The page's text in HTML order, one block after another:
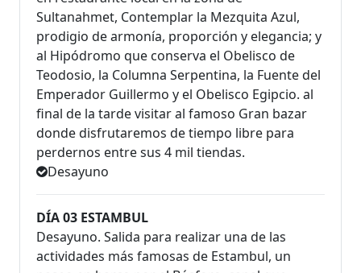
Sultanahmet, Contemplar la Mezquita Azul,
prodigio de armonía, proporción y elegancia; y
al Hipódromo que conserva el Obelisco de
Teodosio, la Columna Serpentina, la Fuente del
Emperador Guillermo y el Obelisco Egipcio. al
final de la tarde visitar al famoso Gran bazar
donde disfrutaremos de tiempo libre para
perdernos entre sus 4 mil tiendas.
Desayuno
DÍA 03 ESTAMBUL
Desayuno. Salida para realizar una de las
actividades más famosas de Estambul, un